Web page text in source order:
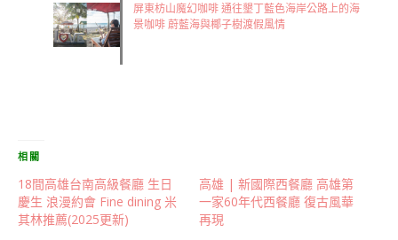
屏東枋山魔幻咖啡 通往墾丁藍色海岸公路上的海
景咖啡 蔚藍海與椰子樹渡假風情
相關
18間高雄台南高級餐廳 生日
慶生 浪漫約會 Fine dining 米
其林推薦(2025更新)
高雄 | 新國際西餐廳 高雄第
一家60年代西餐廳 復古風華
再現